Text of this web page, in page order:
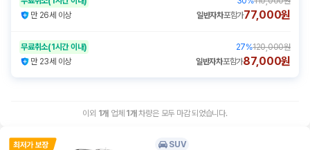
만 26세 이상
일반자차포함가77,000원
무료취소(1시간 이내) 27%120,000원
만 23세 이상
일반자차포함가87,000원
이외 1개 업체 1 개 차량은 모두 마감 되었습니다.
SUV